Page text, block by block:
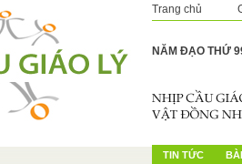
Trang chủ
NĂM ĐẠO THỨ
TIN TỨC